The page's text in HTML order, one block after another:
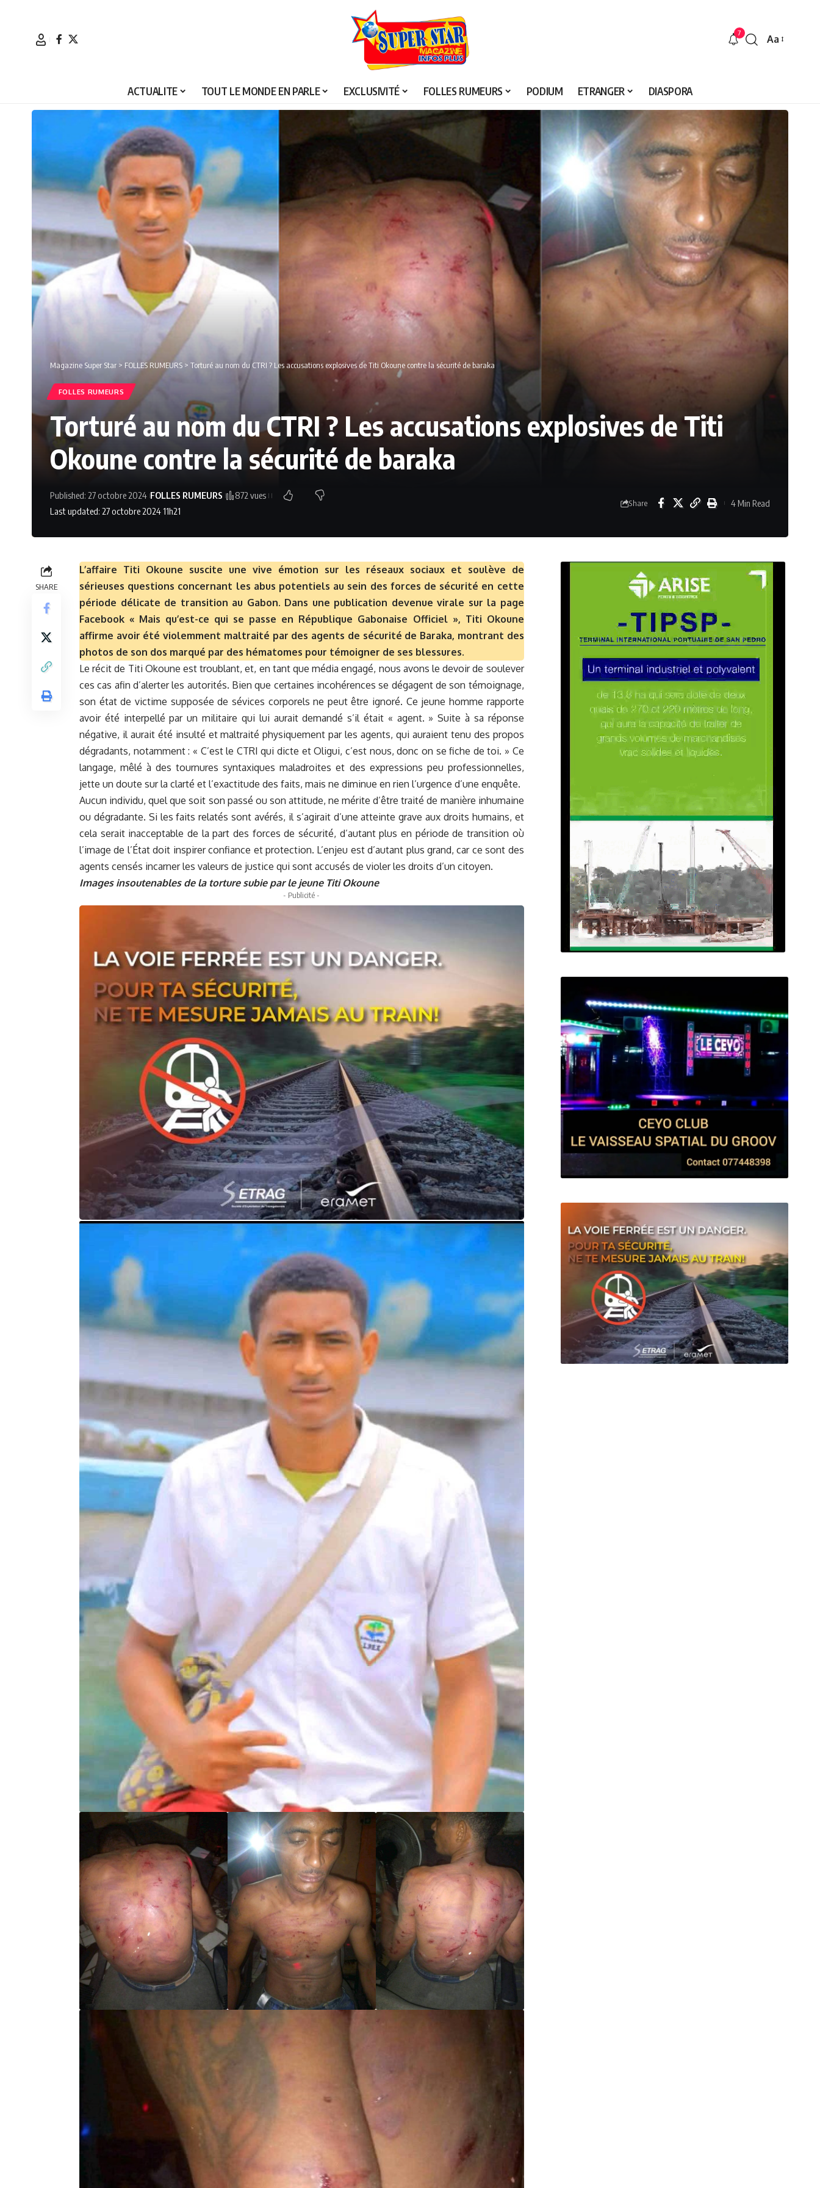
7
Font
Aa
ACTUALITE TOUT LE MONDE EN PARLE EXCLUSIVITÉ FOLLES RUMEURS PODIUM ETRANGER DIASPORA
Magazine Super Star > FOLLES RUMEURS > Torturé au nom du CTRI ? Les accusations explosives de Titi Okoune contre la sécurité de baraka
FOLLES RUMEURS
Torturé au nom du CTRI ? Les accusations explosives de Titi
Okoune contre la sécurité de baraka
Last updated: 27 octobre 2024 11h21
Published: 27 octobre 2024 FOLLES RUMEURS 872 vues
Share 4 Min Read
SHARE
L’affaire Titi Okoune suscite une vive émotion sur les réseaux sociaux et soulève de
sérieuses questions concernant les abus potentiels au sein des forces de sécurité en cette
période délicate de transition au Gabon. Dans une publication devenue virale sur la page
Facebook « Mais qu’est-ce qui se passe en République Gabonaise Officiel », Titi Okoune
affirme avoir été violemment maltraité par des agents de sécurité de Baraka, montrant des
photos de son dos marqué par des hématomes pour témoigner de ses blessures.
Le récit de Titi Okoune est troublant, et, en tant que média engagé, nous avons le devoir de soulever
ces cas afin d’alerter les autorités. Bien que certaines incohérences se dégagent de son témoignage,
son état de victime supposée de sévices corporels ne peut être ignoré. Ce jeune homme rapporte
avoir été interpellé par un militaire qui lui aurait demandé s’il était « agent. » Suite à sa réponse
négative, il aurait été insulté et maltraité physiquement par les agents, qui auraient tenu des propos
dégradants, notamment : « C’est le CTRI qui dicte et Oligui, c’est nous, donc on se fiche de toi. » Ce
langage, mêlé à des tournures syntaxiques maladroites et des expressions peu professionnelles,
jette un doute sur la clarté et l’exactitude des faits, mais ne diminue en rien l’urgence d’une enquête.
Aucun individu, quel que soit son passé ou son attitude, ne mérite d’être traité de manière inhumaine
ou dégradante. Si les faits relatés sont avérés, il s’agirait d’une atteinte grave aux droits humains, et
cela serait inacceptable de la part des forces de sécurité, d’autant plus en période de transition où
l’image de l’État doit inspirer confiance et protection. L’enjeu est d’autant plus grand, car ce sont des
agents censés incarner les valeurs de justice qui sont accusés de violer les droits d’un citoyen.
Images insoutenables de la torture subie par le jeune Titi Okoune
- Publicité -